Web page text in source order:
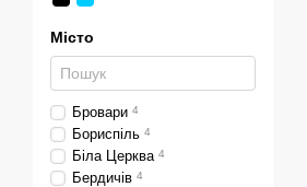
Місто
Бровари 4
Бориспіль 4
Біла Церква 4
Бердичів 4